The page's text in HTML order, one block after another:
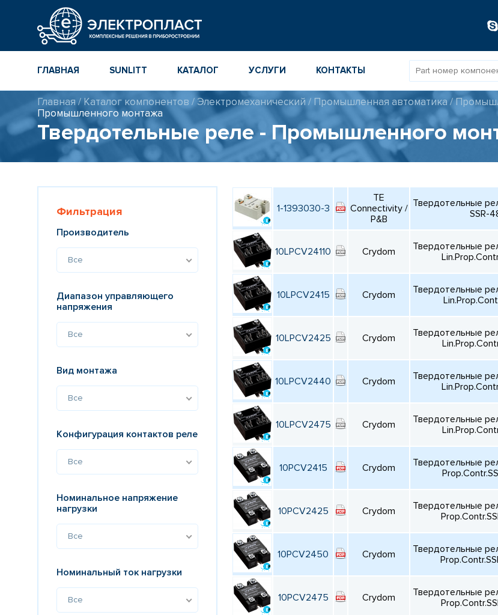
ГЛАВНАЯ SUNLITT
МНОГОСЛОЙНЫЕ
КЕРАМИЧЕСКИЕ ЧИП-
КОНДЕНСАТОРЫ
ПОВЕРХНОСТНОГО
МОНТАЖА MLCC
И ТОНКОПЛЕНОЧНЫЕ
КАТАЛОГ
КАТАЛОГ
КОМПОНЕНТОВ
КАТАЛОГ ПРИБОРОВ
ИНСТРУМЕНТОВ
КАТАЛОГ
ПРОИЗВОДИТЕЛЕЙ
УСЛУГИ КОНТАКТЫ
Главная/Каталог компонентов / Электромеханический / Промышленная автоматика/
Промышленного монтажа
Твердотельные реле - Промышленного
Фильтрация
Производитель
Все
Диапазон управляющего
напряжения
Все
Вид монтажа
Все
Конфигурация контактов реле
Все
Номинальное напряжение
нагрузки
Все
Номинальный ток нагрузки
Все
1-1393030-3
TE
Connectivity /
P&B
Твердотельные
SSR-
10LPCV24110 Crydom
Твердотельные
10LPCV2415 Crydom
Твердотельные
10LPCV2425 Crydom
Твердотельные
10LPCV2440 Crydom
Твердотельные
10LPCV2475 Crydom
Твердотельные
10PCV2415 Crydom
Твердотельные
10PCV2425 Crydom
Твердотельные
10PCV2450 Crydom
Твердотельные
10PCV2475 Crydom
Твердотельные